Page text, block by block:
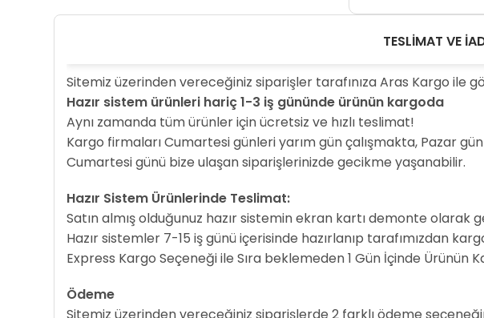
BELLEK YUVA
CHIPSET
İŞLEMCI SOKETI
TESLIMAT VE
Sitemiz üzerinden vereceğiniz siparişler tarafınıza Aras Kargo ile
Hazır sistem ürünleri hariç 1-3 iş gününde ürünün kargoda
Aynı zamanda tüm ürünler için ücretsiz ve hızlı teslimat!
Kargo firmaları Cumartesi günleri yarım gün çalışmakta, Pazar
Cumartesi günü bize ulaşan siparişlerinizde gecikme yaşanabilir.
Hazır Sistem Ürünlerinde Teslimat:
Satın almış olduğunuz hazır sistemin ekran kartı demonte olarak
Hazır sistemler 7-15 iş günü içerisinde hazırlanıp tarafımızdan
Express Kargo Seçeneği ile Sıra beklemeden 1 Gün İçinde Ürünün
Ödeme